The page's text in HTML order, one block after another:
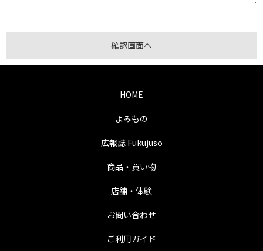
HOME
よみもの
広報誌 Fukujuso
商品・買い物
店舗・体験
お問い合わせ
ご利用ガイド